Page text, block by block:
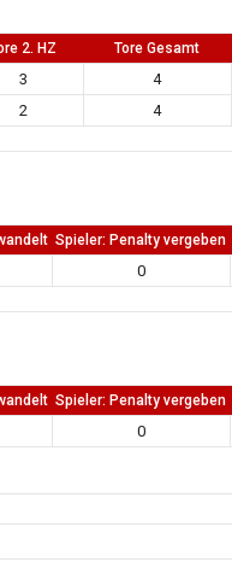
2. HZ Tore Gesamt
3 4
2 4
Spieler: Penalty vergeben
0
Spieler: Penalty vergeben
0